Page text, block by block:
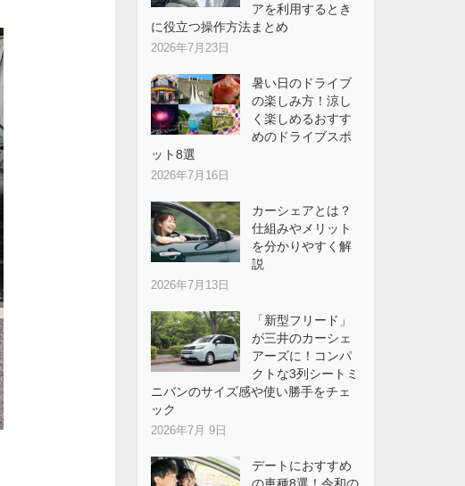
アを利用するとき
に役立つ操作方法まとめ
2026年7月23日
暑い日のドライブ
の楽しみ方！涼し
く楽しめるおすす
めのドライブスポ
ット8選
2026年7月16日
カーシェアとは？
仕組みやメリット
を分かりやすく解
説
2026年7月13日
「新型フリード」
が三井のカーシェ
アーズに！コンパ
クトな3列シートミ
ニバンのサイズ感や使い勝手をチェ
ック
2026年7月 9日
デートにおすすめ
の車種8選！令和の